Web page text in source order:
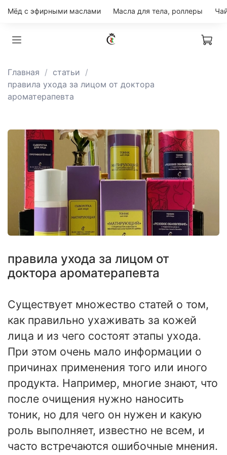
Мёд с эфирными маслами Масла для тела, роллеры
Главная
статьи
правила ухода за лицом от доктора
ароматерапевта
правила ухода за лицом от
доктора ароматерапевта
Существует множество статей о том,
как правильно ухаживать за кожей
лица и из чего состоят этапы ухода.
При этом очень мало информации о
причинах применения того или иного
продукта. Например, многие знают, что
после очищения нужно наносить
тоник, но для чего он нужен и какую
роль выполняет, известно не всем, и
часто встречаются ошибочные мнения.